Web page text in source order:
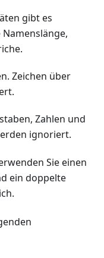
gibt es
Zeichen über
Zahlen und
ignoriert.
Sie einen
ein doppelte